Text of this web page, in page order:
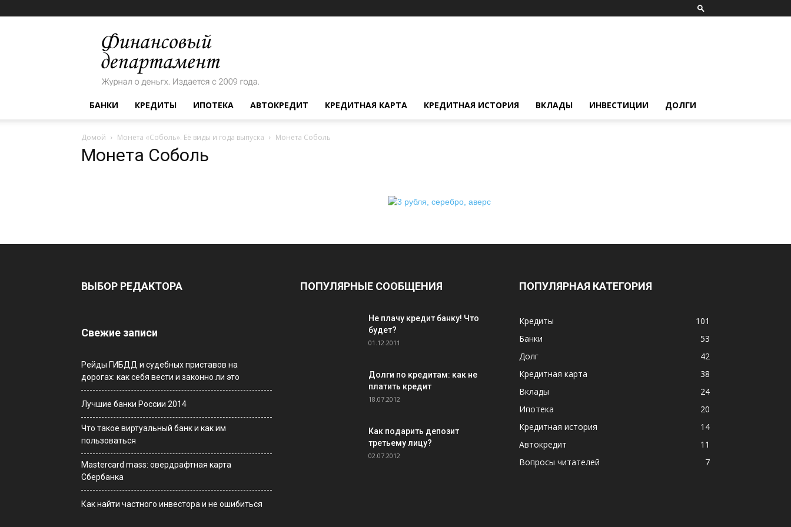
Финансовый
департамент
БАНКИ КРЕДИТЫ ИПОТЕКА АВТОКРЕДИТ КРЕДИТНАЯ КАРТА КРЕДИТНАЯ ИСТОРИЯ ВКЛАДЫ ИНВЕСТИЦИИ ДОЛГИ
Домой Монета «Соболь». Её виды и года выпуска Монета Соболь
Монета Соболь
ВЫБОР РЕДАКТОРА
Свежие записи
Рейды ГИБДД и судебных приставов на
дорогах: как себя вести и законно ли это
Лучшие банки России 2014
Что такое виртуальный банк и как им
пользоваться
Мastercard mass: овердрафтная карта
Сбербанка
Как найти частного инвестора и не ошибиться
ПОПУЛЯРНЫЕ СООБЩЕНИЯ
Не плачу кредит банку! Что
будет?
01.12.2011
Долги по кредитам: как не
платить кредит
18.07.2012
Как подарить депозит
третьему лицу?
02.07.2012
ПОПУЛЯРНАЯ КАТЕГОРИЯ
Кредиты
101
Банки
53
Долг
42
Кредитная карта
38
Вклады
24
Ипотека
20
Кредитная история
14
Автокредит
11
Вопросы читателей
7